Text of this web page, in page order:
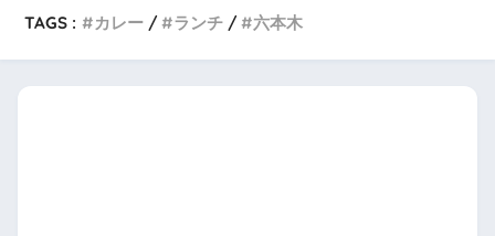
TAGS :
カレー ランチ 六本木